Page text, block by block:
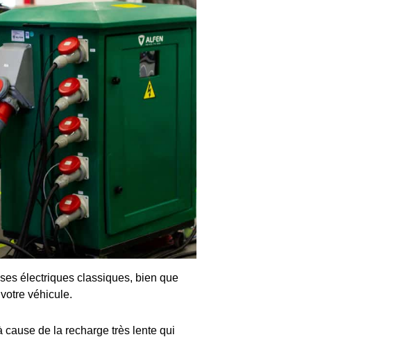
électriques classiques, bien que
véhicule.
cause de la recharge très lente qui